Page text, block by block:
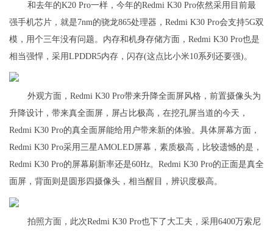
和去年的K20 Pro一样，今年的Redmi K30 Pro依然采用目前最
强手机芯片，就是7nm的骁龙865处理器，Redmi K30 Pro会支持5G双
模，用个三年没有问题。内存和机身存储方面，Redmi K30 Pro也是
相当强悍，采用LPDDR5内存，闪存(这点比小米10系列还要强)。
外观方面，Redmi K30 Pro带来升降全面屏风格，前置摄像头为
升降设计，带来真全面屏，屏占比极高，在挖孔屏当道的今天，
Redmi K30 Pro的真全面屏能给用户带来新的体验。具体屏幕方面，
Redmi K30 Pro采用三星AMOLED屏幕，素质极高，比较遗憾的是，
Redmi K30 Pro的屏幕刷新率还是60Hz。Redmi K30 Pro的正面是真全
面屏，背面则是圆形四摄像头，相当醒目，辨识度极高。
拍照方面，此次Redmi K30 Pro也下了大工夫，采用6400万索尼